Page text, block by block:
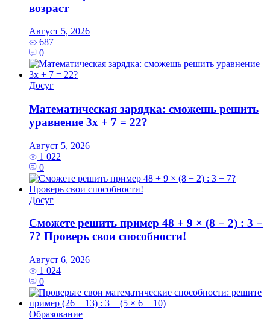
возраст
Август 5, 2026
687
0
Досуг
Математическая зарядка: сможешь решить
уравнение 3x + 7 = 22?
Август 5, 2026
1 022
0
Досуг
Сможете решить пример 48 + 9 × (8 − 2) : 3 −
7? Проверь свои способности!
Август 6, 2026
1 024
0
Образование